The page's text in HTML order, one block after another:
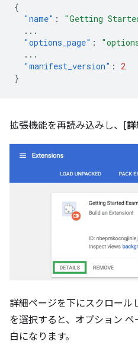
{
"name" : "Getting
...
"options_page" :
...
"manifest_version" :
2
}
拡張機能を再読み込みし、[詳
詳細ページを下にスクロール
を選択すると、オプション
白になります。